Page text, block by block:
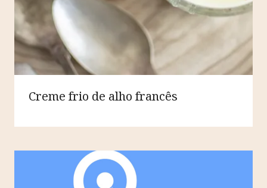
Creme frio de alho francês